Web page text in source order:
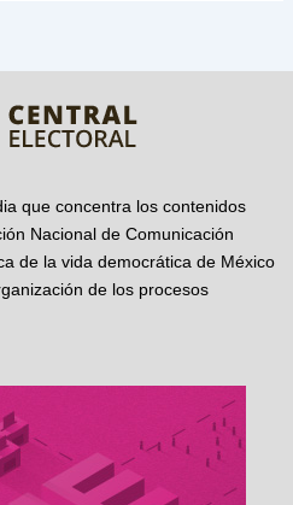
que concentra los contenidos
Nacional de Comunicación
de la vida democrática de México
de los procesos